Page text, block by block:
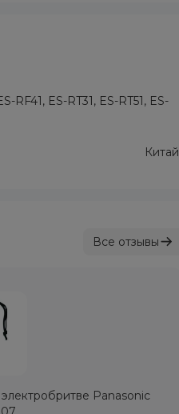
RF41, ES-RT31, ES-RT51, ES-
Китай
Все отзывы
Panasonic